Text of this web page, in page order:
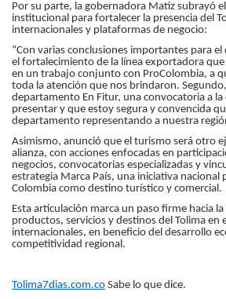
Por su parte, la gobernadora Matiz subrayó
institucional para fortalecer la presencia del
internacionales y plataformas de negocio:
“Con varias conclusiones importantes para
el fortalecimiento de la línea exportadora
en un trabajo conjunto con ProColombia, a
toda la atención que nos brindaron.
departamento En Fitur, una convocatoria a la
presentar y que estoy segura y convencida
departamento representando a nuestra
Asimismo, anunció que el turismo será otro
alianza, con acciones enfocadas en
negocios, convocatorias especializadas y
estrategia Marca País, una iniciativa nacional
Colombia como destino turístico y comercial.
Esta articulación marca un paso firme hacia
productos, servicios y destinos del Tolima en
internacionales, en beneficio del desarrollo
competitividad regional.
Tolima7dias.com.co Sabe lo que dice.